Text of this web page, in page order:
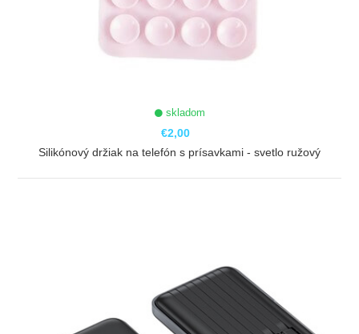
skladom
€2,00
Silikónový držiak na telefón s prísavkami - svetlo ružový